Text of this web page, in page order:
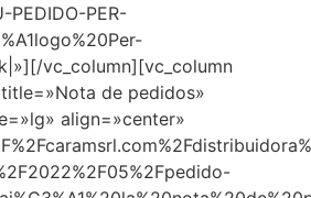
PEDIDO-PER-
vc_column][vc_column
de pedidos»
align=»center»